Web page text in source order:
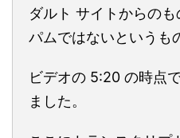
ダルト サイトからの
パムではないというも
ビデオの 5:20 の時点
ました。